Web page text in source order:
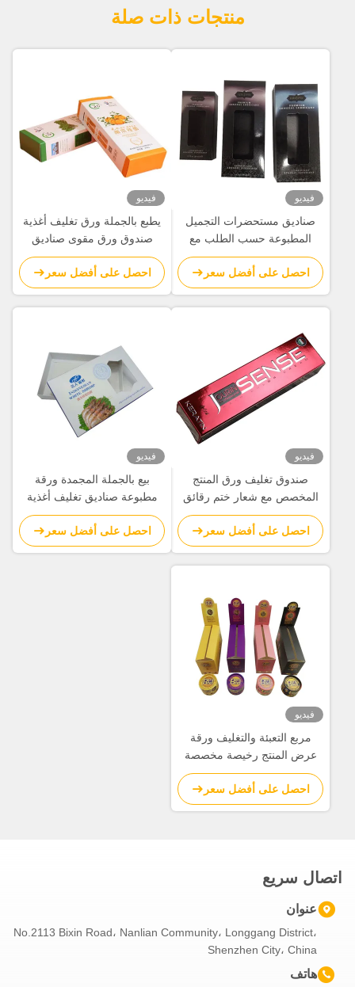
منتجات ذات صلة
فيديو
صناديق مستحضرات التجميل
المطبوعة حسب الطلب مع
نافذة | تغليف ورقي فاخر مع
شعار رقائق معدنية ساخنة
لمنتجات التجميل والعناية
بالبشرة
احصل على أفضل سعر
فيديو
يطبع بالجملة ورق تغليف أغذية
صندوق ورق مقوى صناديق
طعام مزود
احصل على أفضل سعر
فيديو
صندوق تغليف ورق المنتج
المخصص مع شعار ختم رقائق
الفضة المنقوش
احصل على أفضل سعر
فيديو
بيع بالجملة المجمدة ورقة
مطبوعة صناديق تغليف أغذية
الموردين للبيع
احصل على أفضل سعر
فيديو
مربع التعبئة والتغليف ورقة
عرض المنتج رخيصة مخصصة
مع طباعة بالألوان الكاملة
احصل على أفضل سعر
اتصال سريع
عنوان
No.2113 Bixin Road، Nanlian Community، Longgang District،
Shenzhen City، China
هاتف